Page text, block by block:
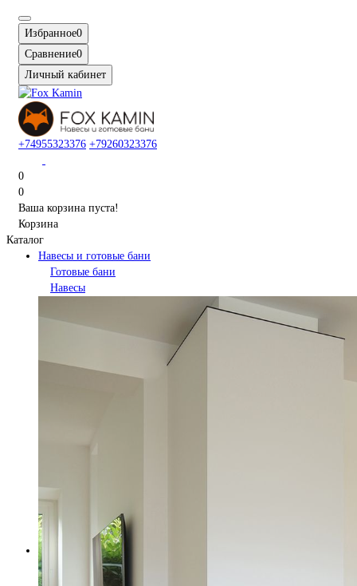
Избранное0
Сравнение0
Личный кабинет
+74955323376 +79260323376
0
0
Ваша корзина пуста!
Корзина
Каталог
Навесы и готовые бани
Готовые бани
Навесы